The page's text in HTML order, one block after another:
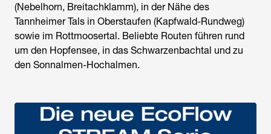
(Nebelhorn, Breitachklamm), in der Nähe des
Tannheimer Tals in Oberstaufen (Kapfwald-Rundweg)
sowie im Rottmoosertal. Beliebte Routen führen rund
um den Hopfensee, in das Schwarzenbachtal und zu
den Sonnalmen-Hochalmen.